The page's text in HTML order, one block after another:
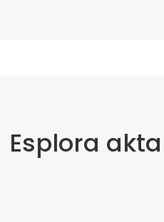
Esplora